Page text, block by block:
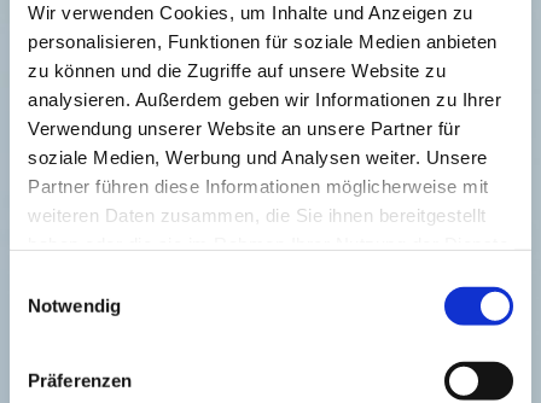
Wir verwenden Cookies, um Inhalte und Anzeigen zu
personalisieren, Funktionen für soziale Medien anbieten
zu können und die Zugriffe auf unsere Website zu
analysieren. Außerdem geben wir Informationen zu Ihrer
Verwendung unserer Website an unsere Partner für
soziale Medien, Werbung und Analysen weiter. Unsere
Partner führen diese Informationen möglicherweise mit
weiteren Daten zusammen, die Sie ihnen bereitgestellt
Notwendig
Präferenzen
Tat: Ladeninhaber und Angestellte leben davon,
dass wir uns beim Einkaufen großzügig verhalten.
Die schönste Form des Teilens ist es, Freunde
einzuladen, zum Beispiel zu einem gemeinsamen
Essen. Abgeben ist auch eine Form des Teilens. In
meiner Nachbarschaft steht ein Second-Hand
Shop. Einmal im Jahr bringe ich Kleidung dorthin –
ich bekomme kein Geld dafür – aber die guten
Stücke gehen in den Verkauf. So kann der Second
Menschen an Ihrer Freude teilhaben.
Neuen Westfälischen,
31. Januar 2026